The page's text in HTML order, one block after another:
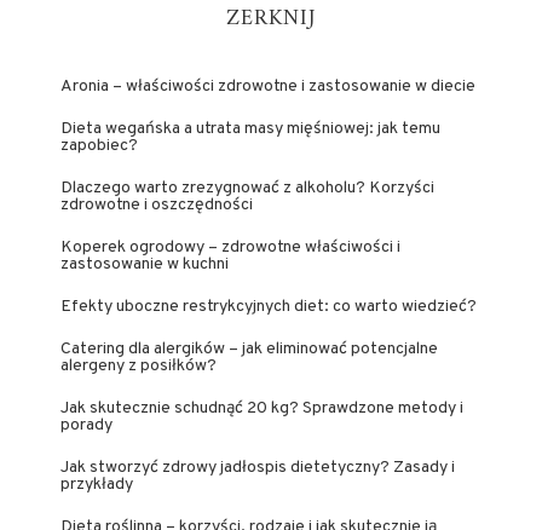
ZERKNIJ
Aronia – właściwości zdrowotne i zastosowanie w diecie
Dieta wegańska a utrata masy mięśniowej: jak temu
zapobiec?
Dlaczego warto zrezygnować z alkoholu? Korzyści
zdrowotne i oszczędności
Koperek ogrodowy – zdrowotne właściwości i
zastosowanie w kuchni
Efekty uboczne restrykcyjnych diet: co warto wiedzieć?
Catering dla alergików – jak eliminować potencjalne
alergeny z posiłków?
Jak skutecznie schudnąć 20 kg? Sprawdzone metody i
porady
Jak stworzyć zdrowy jadłospis dietetyczny? Zasady i
przykłady